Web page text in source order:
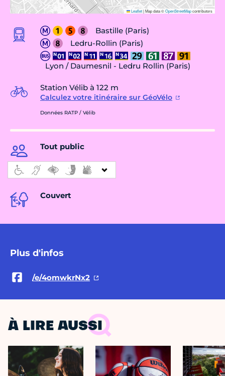
Leaflet|Map data ©OpenStreetMapcontributors
Bastille (Paris)
Ledru-Rollin (Paris)
Lyon / Daumesnil - Ledru Rollin (Paris)
Station Vélib à 122 m
Calculez votre itinéraire sur GéoVélo
Données RATP / Vélib
Tout public
Couvert
Plus d'infos
/e/4omwkrNx2
À LIRE AUSSI